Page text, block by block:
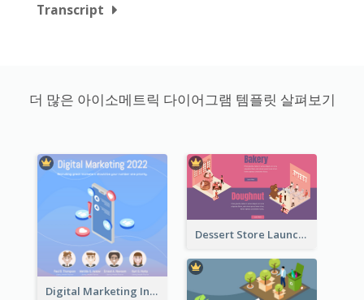
Transcript
더 많은 아이소메트릭 다이어그램 템플릿 살펴보기
Digital Marketing Instagram Post With Isometric Graphics
Dessert Store Launching Slide With Isometric Diagram